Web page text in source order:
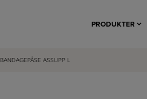
PRODUKTER
BANDAGEPÅSE ASSUPP L